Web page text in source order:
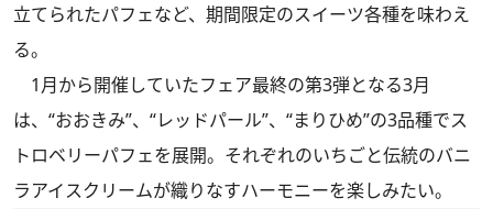
立てられたパフェなど、期間限定のスイーツ各種を味わえ
る。
1月から開催していたフェア最終の第3弾となる3月
は、“おおきみ”、“レッドパール”、“まりひめ”の3品種でス
トロベリーパフェを展開。それぞれのいちごと伝統のバニ
ラアイスクリームが織りなすハーモニーを楽しみたい。